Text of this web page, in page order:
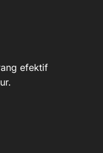
efektif